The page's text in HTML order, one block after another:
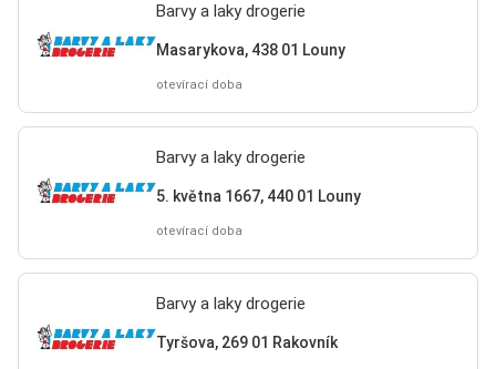
Barvy a laky drogerie
Masarykova, 438 01 Louny
otevírací doba
Barvy a laky drogerie
5. května 1667, 440 01 Louny
otevírací doba
Barvy a laky drogerie
Tyršova, 269 01 Rakovník